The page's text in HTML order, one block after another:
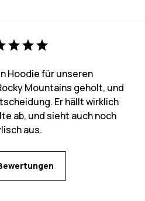
Hoodie für unseren
Mountains geholt, und
Er hällt wirklich
ab, und sieht auch noch
aus.